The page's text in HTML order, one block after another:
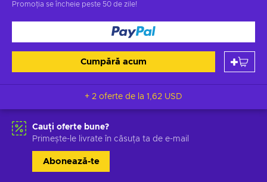
Promoția se încheie peste 50 de zile!
Cumpără acum
+ 2 oferte de la 1,62 USD
Cauți oferte bune?
Primește-le livrate în căsuța ta de e-mail
Abonează-te